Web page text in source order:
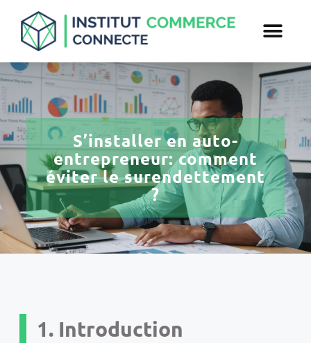
S’installer en auto-
entrepreneur: comment
éviter le surendettement
?
1. Introduction